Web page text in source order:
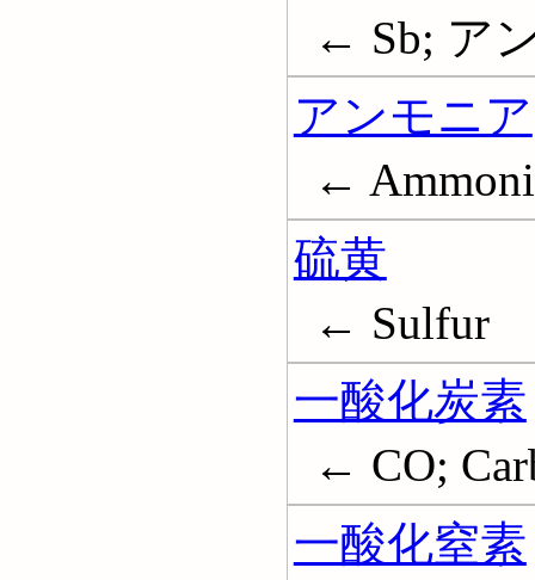
← Sb; ア
アンモニア
←
硫黄
← Sulfur
一酸化炭素
← CO;
一酸化窒素